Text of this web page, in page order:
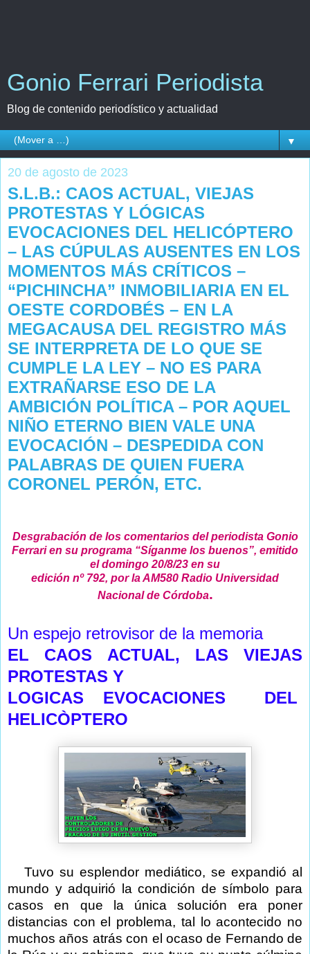
Gonio Ferrari Periodista
Blog de contenido periodístico y actualidad
▼
20 de agosto de 2023
S.L.B.: CAOS ACTUAL, VIEJAS
PROTESTAS Y LÓGICAS
EVOCACIONES DEL HELICÓPTERO
– LAS CÚPULAS AUSENTES EN LOS
MOMENTOS MÁS CRÍTICOS –
“PICHINCHA” INMOBILIARIA EN EL
OESTE CORDOBÉS – EN LA
MEGACAUSA DEL REGISTRO MÁS
SE INTERPRETA DE LO QUE SE
CUMPLE LA LEY – NO ES PARA
EXTRAÑARSE ESO DE LA
AMBICIÓN POLÍTICA – POR AQUEL
NIÑO ETERNO BIEN VALE UNA
EVOCACIÓN – DESPEDIDA CON
PALABRAS DE QUIEN FUERA
CORONEL PERÓN, ETC.
Desgrabación de los comentarios del periodista Gonio
Ferrari en su programa “Síganme los buenos”, emitido
el domingo 20/8/23 en su
edición nº 792, por la AM580 Radio Universidad
Nacional de Córdoba.
Un espejo retrovisor de la memoria
EL CAOS ACTUAL, LAS VIEJAS
PROTESTAS Y
LOGICAS EVOCACIONES DEL
HELICÒPTERO
Tuvo su esplendor mediático, se expandió al
mundo y adquirió la condición de símbolo para
casos en que la única solución era poner
distancias con el problema, tal lo acontecido no
muchos años atrás con el ocaso de Fernando de